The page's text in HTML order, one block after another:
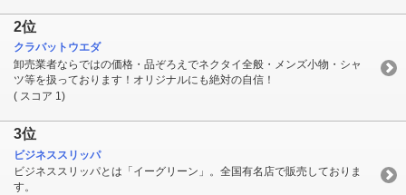
2位
クラバットウエダ
卸売業者ならではの価格・品ぞろえでネクタイ全般・メンズ小物・シャ
ツ等を扱っております！オリジナルにも絶対の自信！
( スコア 1)
3位
ビジネススリッパ
ビジネススリッパとは「イーグリーン」。全国有名店で販売しておりま
す。